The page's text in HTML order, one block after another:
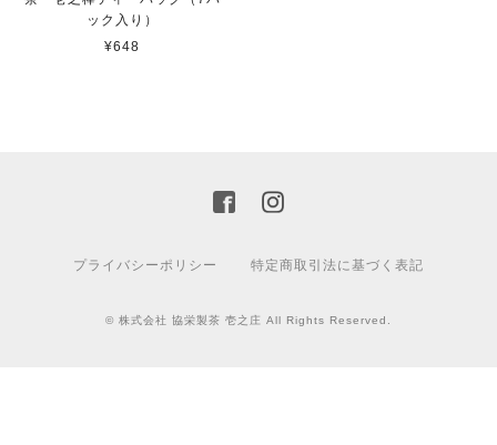
ック入り）
¥648
プライバシーポリシー 特定商取引法に基づく表記
© 株式会社 協栄製茶 壱之庄 All Rights Reserved.